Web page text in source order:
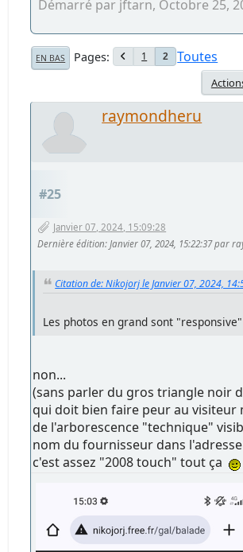
Démarré par jftarn, Octobre 25,
EN BAS Pages 1 2 Toutes
raymondheru
#25
Janvier 07, 2024, 15:09:28
Dernière édition: Janvier 07, 2024, 15:22:37 par
Citation de: Nikojorj le Janvier 07, 2024,
Les photos en grand sont
non...
(sans parler du gros triangle noir
qui doit bien faire peur au visiteur
de l'arborescence "technique"
nom du fournisseur dans
c'est assez "2008 touch" tout ça